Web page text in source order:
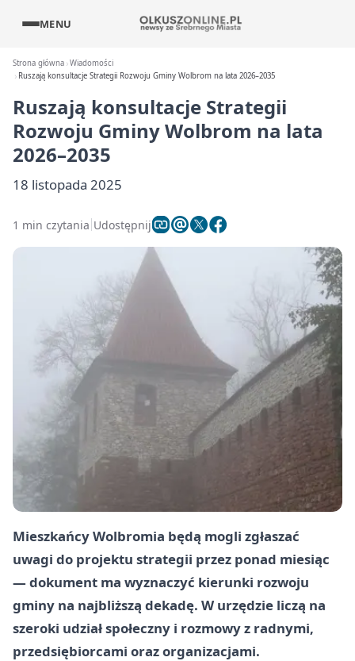
MENU
Strona główna Wiadomości
Ruszają konsultacje Strategii Rozwoju Gminy Wolbrom na lata 2026–2035
Ruszają konsultacje Strategii
Rozwoju Gminy Wolbrom na lata
2026–2035
18 listopada 2025
1 min czytania Udostępnij
Mieszkańcy Wolbromia będą mogli zgłaszać
uwagi do projektu strategii przez ponad miesiąc
— dokument ma wyznaczyć kierunki rozwoju
gminy na najbliższą dekadę. W urzędzie liczą na
szeroki udział społeczny i rozmowy z radnymi,
przedsiębiorcami oraz organizacjami.